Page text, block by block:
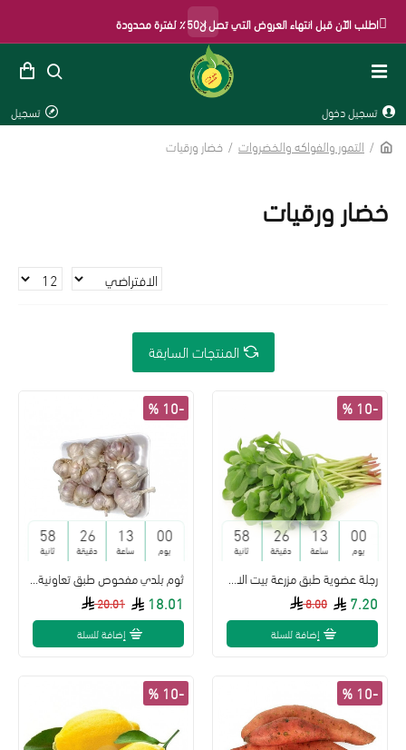
اطلب الآن قبل انتهاء العروض التي تصل ل50٪ لفترة محدودة ×
تسجيل دخول تسجيل
التمور والفواكه والخضروات خضار ورقيات
خضار ورقيات
المنتجات السابقة
-10 %
00
يوم
13
ساعة
26
دقيقة
57
ثانية
8.00 7.20
إضافة للسلة
-10 %
00
يوم
13
ساعة
26
دقيقة
57
ثانية
ثوم بلدي مفحوص طبق تعاونية البطين
20.01 18.01
إضافة للسلة
-10 %
-10 %